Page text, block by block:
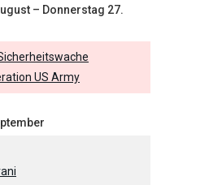
– Donnerstag 27.
US Army